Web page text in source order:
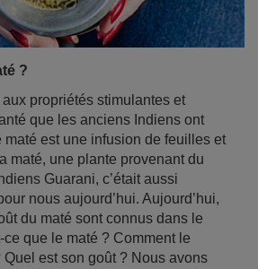
?
aux propriétés stimulantes et
que les anciens Indiens ont
est une infusion de feuilles et
maté, une plante provenant du
Guarani, c’était aussi
nous aujourd’hui. Aujourd’hui,
du maté sont connus dans le
ce que le maté ? Comment le
est son goût ? Nous avons